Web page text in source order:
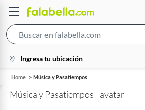
Bar
location-
icon
Ingresa tu ubicación
Home Música y Pasatiempos
Música y Pasatiempos - avatar